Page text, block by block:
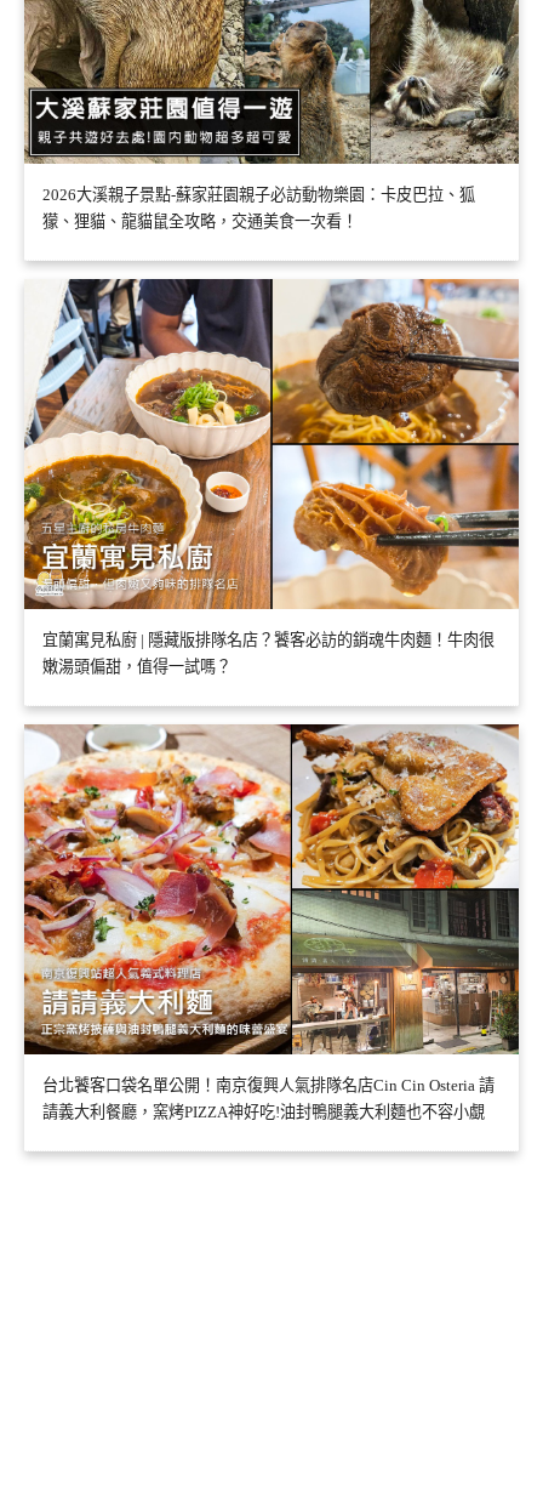
2026大溪親子景點-蘇家莊園親子必訪動物樂園：卡皮巴拉、狐
獴、狸貓、龍貓鼠全攻略，交通美食一次看！
宜蘭寓見私廚 | 隱藏版排隊名店？饕客必訪的銷魂牛肉麵！牛肉很
嫩湯頭偏甜，值得一試嗎？
台北饕客口袋名單公開！南京復興人氣排隊名店Cin Cin Osteria 請
請義大利餐廳，窯烤PIZZA神好吃!油封鴨腿義大利麵也不容小覷